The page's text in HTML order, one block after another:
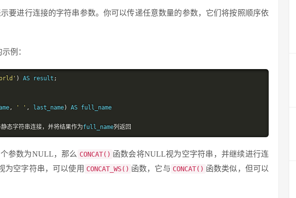
要进行连接的字符串参数。你可以传递任意数量的参数，它们将按照顺序依
例：
) AS result ;
, ' ' , last_name)
AS full_name
态字符串连接，并将结果作为full_name列返回
参数为NULL，那么 CONCAT() 函数会将NULL视为空字符串，并继续进行连
为空字符串，可以使用 CONCAT_WS() 函数，它与 CONCAT() 函数类似，但可以